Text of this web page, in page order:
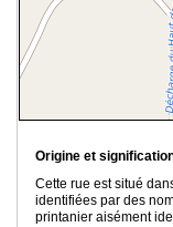
Origine et
Cette rue est situé
identifiées par des
printanier aisément